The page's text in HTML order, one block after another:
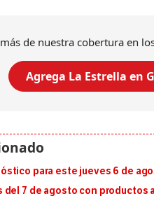
de nuestra cobertura en
Agrega La Estrella en
para este jueves 6 de
del 7 de agosto con